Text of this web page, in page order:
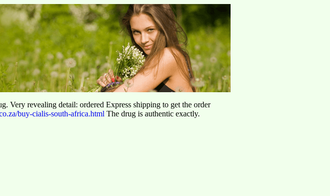
Very revealing detail: ordered Express shipping to get the order
buy-cialis-south-africa.html The drug is authentic exactly.